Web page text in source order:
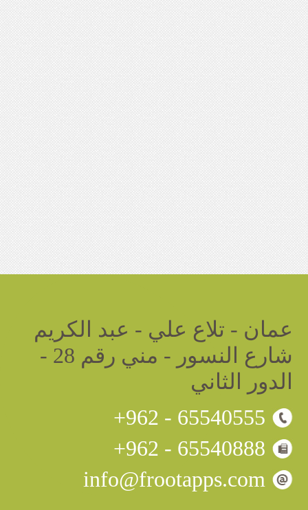
عمان - تلاع علي - عبد الكريم
شارع النسور - مني رقم 28 -
الدور الثاني
+962 - 65540555
+962 - 65540888
info@frootapps.com